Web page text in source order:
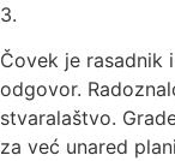
3.
Čovek je rasadnik
odgovor.
stvaralaštvo.
za već unared